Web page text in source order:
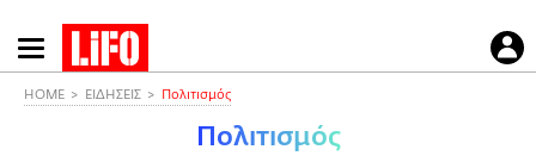
Παράκαμψη
προς
HOME ΕΙΔΗΣΕΙΣ Πολιτισμός
Πολιτισμός